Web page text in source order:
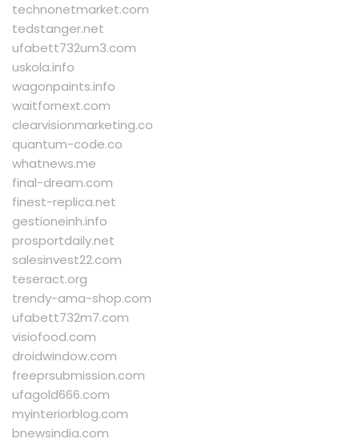
technonetmarket.com
tedstanger.net
ufabett732um3.com
uskola.info
wagonpaints.info
waitfornext.com
clearvisionmarketing.co
quantum-code.co
whatnews.me
final-dream.com
finest-replica.net
gestioneinh.info
prosportdaily.net
salesinvest22.com
teseract.org
trendy-ama-shop.com
ufabett732m7.com
visiofood.com
droidwindow.com
freeprsubmission.com
ufagold666.com
myinteriorblog.com
bnewsindia.com